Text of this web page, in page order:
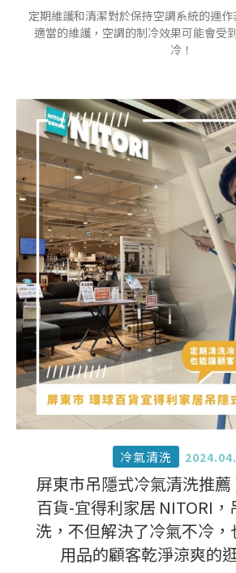
定期維護和清潔對於保持空調系統的運
適當的維護，空調的制冷效果可能會受
冷！
冷氣清洗
屏東市吊隱式冷氣清洗推薦
百貨-宜得利家居 NITORI
洗，不但解決了冷氣不冷
用品的顧客乾淨涼爽的